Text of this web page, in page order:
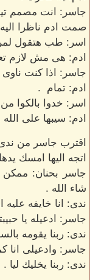
جاسر: انت مصمم
صمت ادم ناظرا
اسر: طب هتقول
ادم: هى مش لازم
جاسر: اذا كنت ناوى
ادم: تمام .
اسر: خدوا بالكوا
ادم: سيبها على الله
اقترب جاسر من
اتجه اليها امسك
جاسر بحنان:
شاء الله .
ندى: انا خايفه عليه
جاسر: ادعيله يا
ندى: ربنا يقومه
جاسر: وادعيلى انا
ندى: ربنا يخليك ليا .